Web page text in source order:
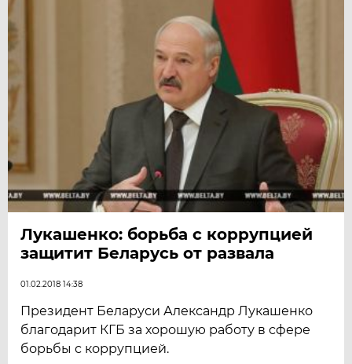
Лукашенко: борьба с коррупцией
защитит Беларусь от развала
01.02.2018 14:38
Президент Беларуси Александр Лукашенко
благодарит КГБ за хорошую работу в сфере
борьбы с коррупцией.